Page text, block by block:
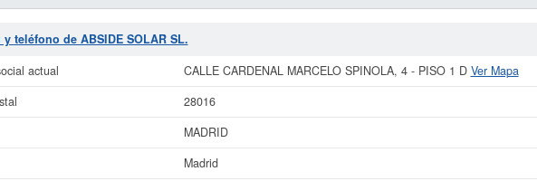
teléfono de ABSIDE SOLAR SL.
actual
CALLE CARDENAL MARCELO SPINOLA, 4 - PISO 1 D Ver Mapa
28016
MADRID
Madrid